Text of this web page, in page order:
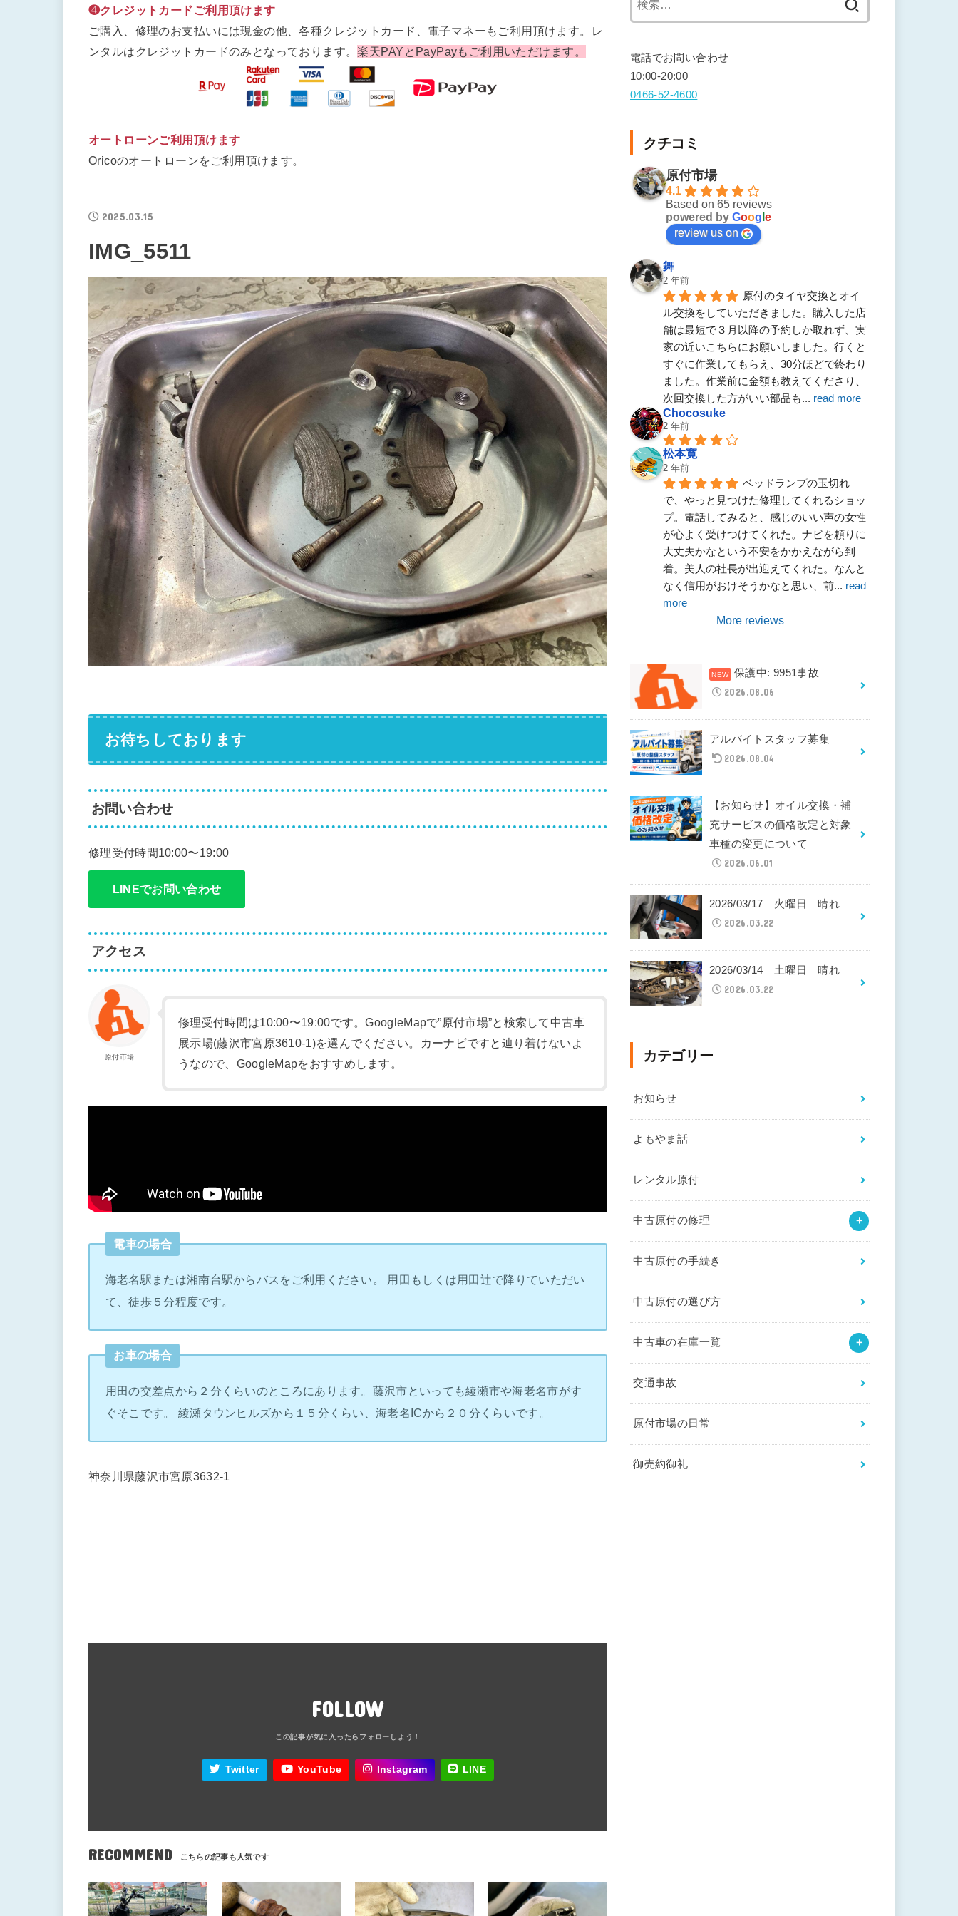
❹クレジットカードご利用頂けます
ご購入、修理のお支払いには現金の他、各種クレジットカード、電子マネーもご利用頂けます。レ
ンタルはクレジットカードのみとなっております。楽天PAYとPayPayもご利用いただけます。
オートローンご利用頂けます
Oricoのオートローンをご利用頂けます。
2025.03.15
IMG_5511
お待ちしております
お問い合わせ
修理受付時間10:00〜19:00
LINEでお問い合わせ
アクセス
原付市場
修理受付時間は10:00〜19:00です。GoogleMapで”原付市場”と検索して中古車
展示場(藤沢市宮原3610-1)を選んでください。カーナビですと辿り着けないよ
うなので、GoogleMapをおすすめします。
電車の場合
海老名駅または湘南台駅からバスをご利用ください。 用田もしくは用田辻で降りていただい
て、徒歩５分程度です。
お車の場合
用田の交差点から２分くらいのところにあります。藤沢市といっても綾瀬市や海老名市がす
ぐそこです。 綾瀬タウンヒルズから１５分くらい、海老名ICから２０分くらいです。
神奈川県藤沢市宮原3632-1
FOLLOW
Twitter YouTube Instagram LINE
RECOMMEND
電話でお問い合わせ
10:00-20:00
0466-52-4600
クチコミ
原付市場
4.1
Based on 65 reviews
powered by Goog e
review us on
舞
2 年前
原付のタイヤ交換とオイ
ル交換をしていただきました。購入した店
舗は最短で３月以降の予約しか取れず、実
家の近いこちらにお願いしました。行くと
すぐに作業してもらえ、30分ほどで終わり
ました。作業前に金額も教えてくださり、
次回交換した方がいい部品も... read more
Chocosuke
2 年前
松本寛
2 年前
ベッドランプの玉切れ
で、やっと見つけた修理してくれるショッ
プ。電話してみると、感じのいい声の女性
が心よく受けつけてくれた。ナビを頼りに
大丈夫かなという不安をかかえながら到
着。美人の社長が出迎えてくれた。なんと
なく信用がおけそうかなと思い、前... read
more
More reviews
保護中: 9951事故
2026.08.06
アルバイトスタッフ募集
2026.08.04
【お知らせ】オイル交換・補
充サービスの価格改定と対象
車種の変更について
2026.06.01
2026/03/17 火曜日 晴れ
2026.03.22
2026/03/14 土曜日 晴れ
2026.03.22
カテゴリー
お知らせ
よもやま話
レンタル原付
中古原付の修理
中古原付の手続き
中古原付の選び方
中古車の在庫一覧
交通事故
原付市場の日常
御売約御礼